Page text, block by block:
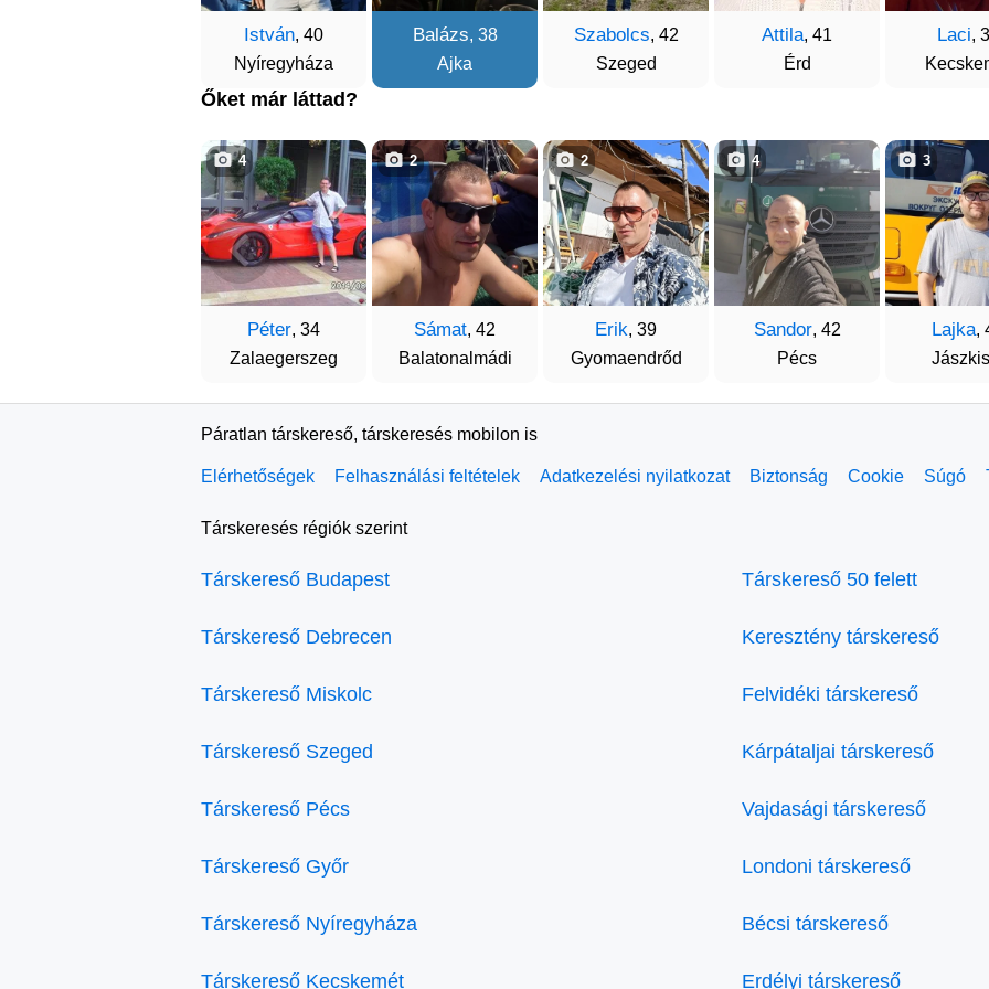
István, 40
Nyíregyháza
Balázs, 38
Ajka
Szabolcs, 42
Szeged
Attila, 41
Érd
Laci,
Őket már láttad?
Péter, 34
Zalaegerszeg
4
Sámat, 42
Balatonalmádi
2
Erik, 39
Gyomaendrőd
2
Sandor, 42
Pécs
4
Lajka,
3
Páratlan társkereső, társkeresés mobilon is
Elérhetőségek Felhasználási feltételek Adatkezelési nyilatkozat Biztonság Cookie Súgó
Társkeresés régiók szerint
Társkereső Budapest
Társkereső Debrecen
Társkereső Miskolc
Társkereső Szeged
Társkereső Pécs
Társkereső Győr
Társkereső Nyíregyháza
Társkereső Kecskemét
Társkereső 50 felett
Keresztény társkereső
Felvidéki társkereső
Kárpátaljai társkereső
Vajdasági társkereső
Londoni társkereső
Bécsi társkereső
Erdélyi társkereső